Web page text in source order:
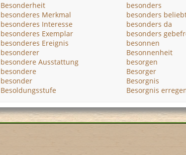
Besonderheit
besonderes Merkmal
besonderes Interesse
besonderes Exemplar
besonderes Ereignis
besonderer
besondere Ausstattung
besondere
besonder
Besoldungsstufe
besonders
besonders
besonders da
besonders
besonnen
Besonnenheit
besorgen
Besorger
Besorgnis
Besorgnis